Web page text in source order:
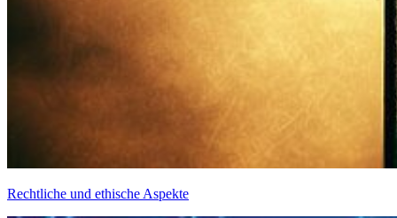
Rechtliche und ethische Aspekte